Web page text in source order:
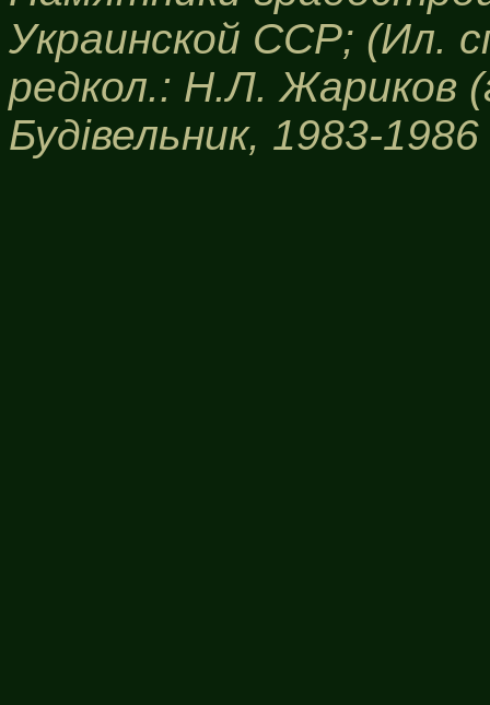
Украинской ССР; (Ил.
редкол.: Н.Л. Жариков
Будівельник, 1983-1986